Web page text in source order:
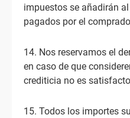
impuestos se añadirán
pagados por el
14. Nos reservamos el
en caso de que
crediticia no es
15. Todos los importes